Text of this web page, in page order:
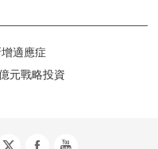
適應症
元戰略投資